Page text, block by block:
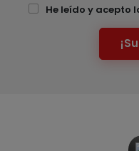
He leído y acepto